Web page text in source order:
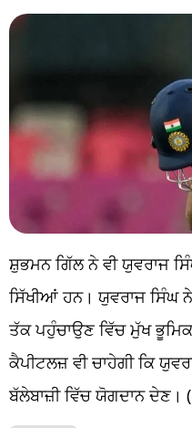
ਸ਼ੁਭਮਨ ਗਿੱਲ ਨੇ ਵੀ ਯੁਵਰਾਜ
ਸਿੱਖੀਆਂ ਹਨ। ਯੁਵਰਾਜ ਸਿੰਘ
ਤੱਕ ਪਹੁੰਚਾਉਣ ਵਿੱਚ ਮੁੱਖ
ਕੈਪੀਟਲਜ਼ ਵੀ ਚਾਹੇਗੀ ਕਿ
ਬੱਲੇਬਾਜ਼ੀ ਵਿੱਚ ਯੋਗਦਾਨ ਦੇਣ।